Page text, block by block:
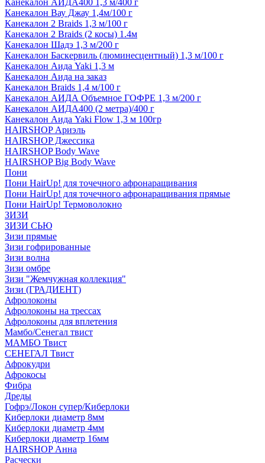
Канекалон АИДА400 1,3 м/400 г
Канекалон Вау Джау 1,4м/100 г
Канекалон 2 Braids 1,3 м/100 г
Канекалон 2 Braids (2 косы) 1.4м
Канекалон Шадэ 1,3 м/200 г
Канекалон Баскервиль (люминесцентный) 1,3 м/100 г
Канекалон Аида Yaki 1,3 м
Канекалон Аида на заказ
Канекалон Braids 1,4 м/100 г
Канекалон АИДА Объемное ГОФРЕ 1,3 м/200 г
Канекалон АИДА400 (2 метра)/400 г
Канекалон Аида Yaki Flow 1,3 м 100гр
HAIRSHOP Ариэль
HAIRSHOP Джессика
HAIRSHOP Body Wave
HAIRSHOP Big Body Wave
Пони
Пони HairUp! для точечного афронаращивания
Пони HairUp! для точечного афронаращивания прямые
Пони HairUp! Термоволокно
ЗИЗИ
ЗИЗИ СЬЮ
Зизи прямые
Зизи гофрированные
Зизи волна
Зизи омбре
Зизи "Жемчужная коллекция"
Зизи (ГРАДИЕНТ)
Афролоконы
Афролоконы на трессах
Афролоконы для вплетения
Мамбо/Сенегал твист
МАМБО Твист
СЕНЕГАЛ Твист
Афрокудри
Афрокосы
Фибра
Дреды
Гофрэ/Локон супер/Киберлоки
Киберлоки диаметр 8мм
Киберлоки диаметр 4мм
Киберлоки диаметр 16мм
HAIRSHOP Анна
Расчески